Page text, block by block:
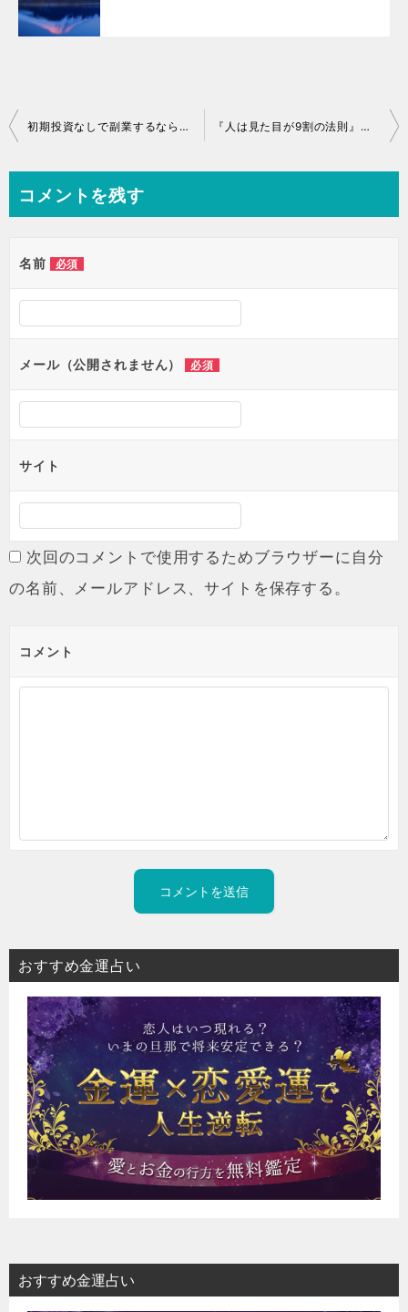
初期投資なしで副業するなら継続できるかが最も重要である理由 『人は見た目が9割の法則』を使い簡単に金運アップできる方法
コメントを残す
名前 必須
メール（公開されません） 必須
サイト
次回のコメントで使用するためブラウザーに自分
の名前、メールアドレス、サイトを保存する。
コメント
おすすめ金運占い
おすすめ金運占い